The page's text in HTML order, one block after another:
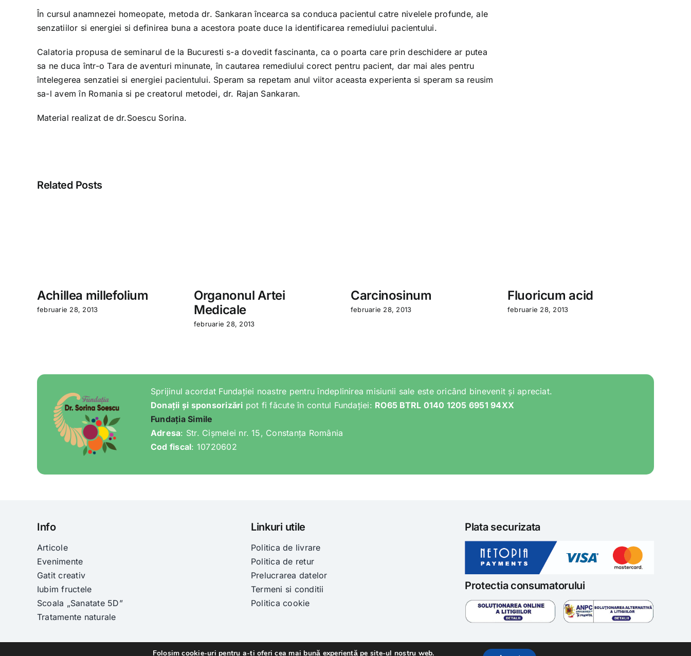
În cursul anamnezei homeopate, metoda dr. Sankaran încearca sa conduca pacientul catre nivelele profunde, ale
senzatiilor si energiei si definirea buna a acestora poate duce la identificarea remediului pacientului.
Calatoria propusa de seminarul de la Bucuresti s-a dovedit fascinanta, ca o poarta care prin deschidere ar putea
sa ne duca într-o Tara de aventuri minunate, în cautarea remediului corect pentru pacient, dar mai ales pentru
întelegerea senzatiei si energiei pacientului. Speram sa repetam anul viitor aceasta experienta si speram sa reusim
sa-l avem în Romania si pe creatorul metodei, dr. Rajan Sankaran.
Material realizat de dr.Soescu Sorina.
Related Posts
Achillea millefolium
februarie 28, 2013
Organonul Artei
Medicale
februarie 28, 2013
Carcinosinum
februarie 28, 2013
Fluoricum acid
februarie 28, 2013
Sprijinul acordat Fundației noastre pentru îndeplinirea misiunii sale este oricând binevenit și apreciat.
Donații și sponsorizări pot fi făcute în contul Fundației: RO65 BTRL 0140 1205 6951 94XX
Fundația Simile
Adresa: Str. Cișmelei nr. 15, Constanța România
Cod fiscal: 10720602
Info
Articole
Evenimente
Gatit creativ
Iubim fructele
Scoala „Sanatate 5D”
Tratamente naturale
Linkuri utile
Politica de livrare
Politica de retur
Prelucrarea datelor
Termeni si conditii
Politica cookie
Plata securizata
Protectia consumatorului
Folosim cookie-uri pentru a-ți oferi cea mai bună experiență pe site-ul nostru web.